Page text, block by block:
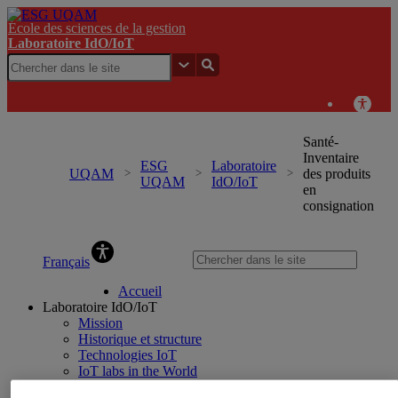
École des sciences de la gestion
Laboratoire IdO/IoT
UQAM
ESG
UQAM
Laboratoire
IdO/IoT
Santé-
Inventaire
des produits
en
consignation
Français
Accueil
Laboratoire IdO/IoT
Mission
Historique et structure
Technologies IoT
IoT labs in the World